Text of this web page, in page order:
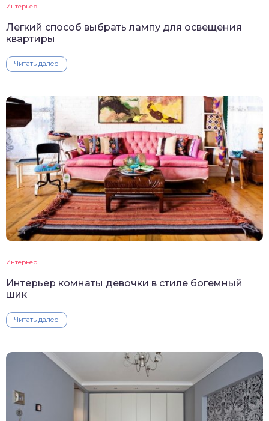
Интерьер
Легкий способ выбрать лампу для освещения
квартиры
Читать далее
Интерьер
Интерьер комнаты девочки в стиле богемный
шик
Читать далее